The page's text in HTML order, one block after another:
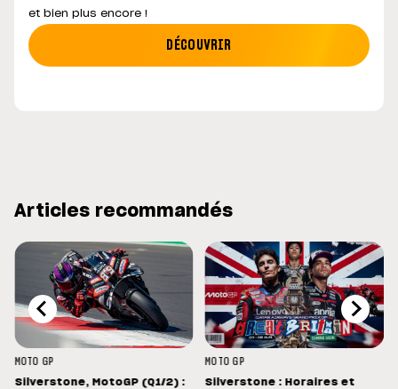
et bien plus encore !
DÉCOUVRIR
Articles recommandés
MOTO GP
Silverstone, MotoGP (Q1/2) :
MOTO GP
Silverstone : Horaires et